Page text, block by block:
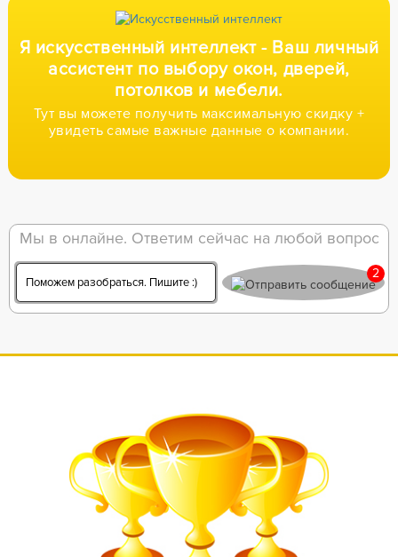
Я искусственный интеллект - Ваш личный
ассистент по выбору окон, дверей,
потолков и мебели.
Тут вы можете получить максимальную скидку +
увидеть самые важные данные о компании.
Мы в онлайне. Ответим сейчас на любой вопрос
2